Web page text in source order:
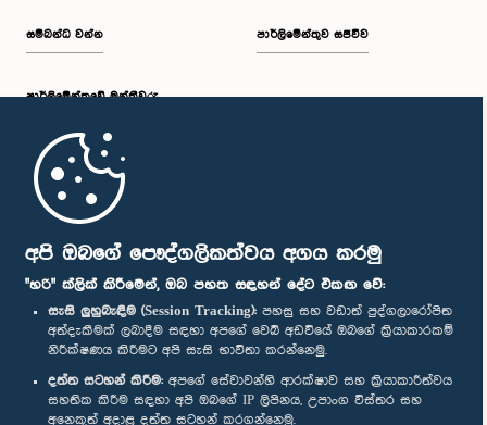
අපි ඔබගේ පෞද්ගලිකත්වය අගය කරමු
"හරි" ක්ලික් කිරීමෙන්, ඔබ පහත සඳහන් දේට එකඟ වේ:
සැසි ලුහුබැඳීම (Session Tracking): පහසු සහ වඩාත් පුද්ගලාරෝපිත
අත්දැකීමක් ලබාදීම සඳහා අපගේ වෙබ් අඩවියේ ඔබගේ ක්‍රියාකාරකම්
නිරීක්ෂණය කිරීමට අපි සැසි භාවිතා කරන්නෙමු.
දත්ත සටහන් කිරීම: අපගේ සේවාවන්හි ආරක්ෂාව සහ ක්‍රියාකාරීත්වය
සහතික කිරීම සඳහා අපි ඔබගේ IP ලිපිනය, උපාංග විස්තර සහ
අනෙකුත් අදාළ දත්ත සටහන් කරගන්නෙමු.
සම්බන්ධ වන්න
පාර්ලි‌මේන්තුවේ මන්ත්‍රීවරු
මුල් පිටුව
පාර්ලිමේන්තුව සජීවීව
පාර්ලිමේන්තු ජංගම යෙදුම
අප හා සම්බන්ධ වී සිටින්න :